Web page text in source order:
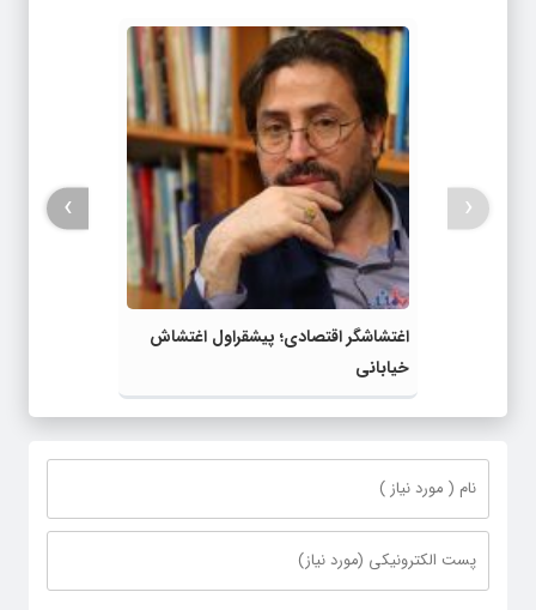
اغتشاشگر اقتصادی؛ پیشقراول اغتشاش
خیابانی
‹
›